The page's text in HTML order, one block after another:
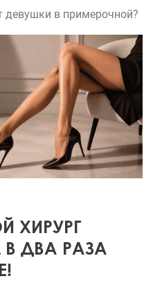
в примерочной?
ХИРУРГ
ДВА РАЗА